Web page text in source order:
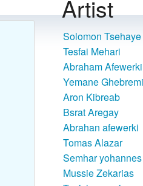
Artist
Solomon Tsehaye
Tesfai Mehari
Abraham Afewerki
Yemane
Aron Kibreab
Bsrat Aregay
Abrahan afewerki
Tomas Alazar
Semhar yohannes
Mussie Zekarias